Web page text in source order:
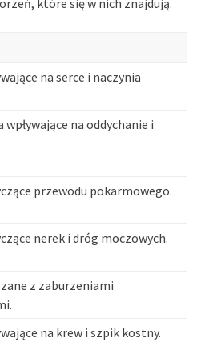
na serce i naczynia
na oddychanie i
przewodu pokarmowego.
nerek i dróg moczowych.
z zaburzeniami
na krew i szpik kostny.